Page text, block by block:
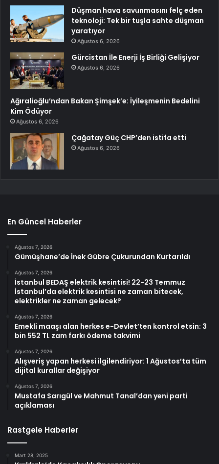
Düşman hava savunmasını felç eden
teknoloji: Tek bir tuşla sahte düşman
yaratıyor
Ağustos 6, 2026
Gürcistan İle Enerji İş Birliği Gelişiyor
Ağustos 6, 2026
Ağıralioğlu’ndan Bakan Şimşek’e: İyileşmenin Bedelini
Kim Ödüyor
Ağustos 6, 2026
Çağatay Güç CHP’den istifa etti
Ağustos 6, 2026
En Güncel Haberler
Ağustos 7, 2026
Gümüşhane’de İnek Gübre Çukurundan Kurtarıldı
Ağustos 7, 2026
İstanbul BEDAŞ elektrik kesintisi! 22-23 Temmuz
İstanbul’da elektrik kesintisi ne zaman bitecek,
elektrikler ne zaman gelecek?
Ağustos 7, 2026
Emekli maaşı alan herkes e-Devlet’ten kontrol etsin: 3
bin 552 TL zam farkı ödeme takvimi
Ağustos 7, 2026
Alışveriş yapan herkesi ilgilendiriyor: 1 Ağustos’ta tüm
dijital kurallar değişiyor
Ağustos 7, 2026
Mustafa Sarıgül ve Mahmut Tanal’dan yeni parti
açıklaması
Rastgele Haberler
Mart 28, 2025